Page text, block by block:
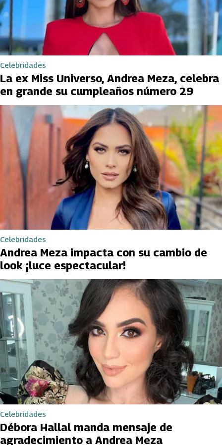
Celebridades
La ex Miss Universo, Andrea Meza, celebra
en grande su cumpleaños número 29
Celebridades
Andrea Meza impacta con su cambio de
look ¡luce espectacular!
Celebridades
Débora Hallal manda mensaje de
agradecimiento a Andrea Meza